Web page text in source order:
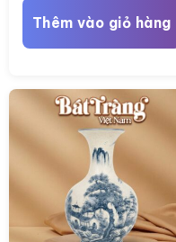
Thêm vào giỏ hàng